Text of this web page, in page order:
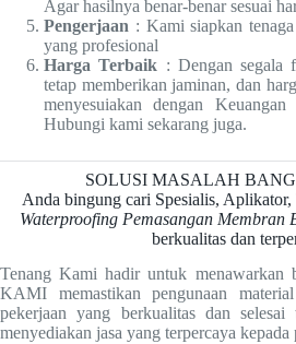
Agar hasilnya benar-benar sesuai
Pengerjaan : Kami siapkan
yang profesional
Harga Terbaik : Dengan segala
tetap memberikan jaminan, dan
menyesuiakan dengan
Hubungi kami sekarang juga.
SOLUSI MASALAH
Anda bingung cari Spesialis, Aplikator,
Waterproofing Pemasangan Membran
berkualitas dan
Tenang Kami hadir untuk menawarkan
KAMI memastikan pengunaan
pekerjaan yang berkualitas dan
menyediakan jasa yang terpercaya kepada